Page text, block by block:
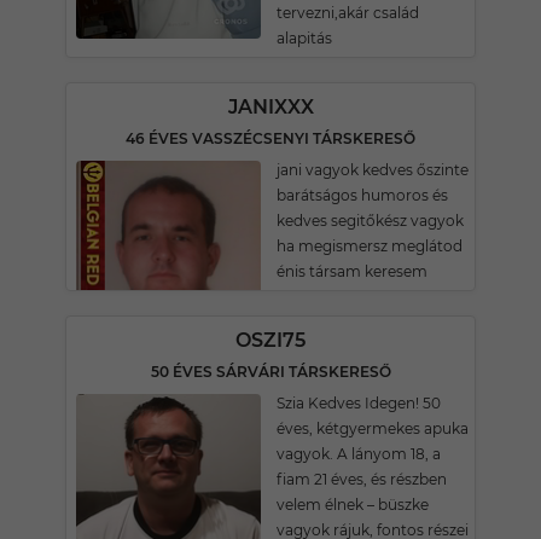
tervezni,akár család
alapitás
JANIXXX
46 ÉVES VASSZÉCSENYI TÁRSKERESŐ
jani vagyok kedves őszinte
barátságos humoros és
kedves segitőkész vagyok
ha megismersz meglátod
énis társam keresem
OSZI75
50 ÉVES SÁRVÁRI TÁRSKERESŐ
Szia Kedves Idegen! 50
éves, kétgyermekes apuka
vagyok. A lányom 18, a
fiam 21 éves, és részben
velem élnek – büszke
vagyok rájuk, fontos részei